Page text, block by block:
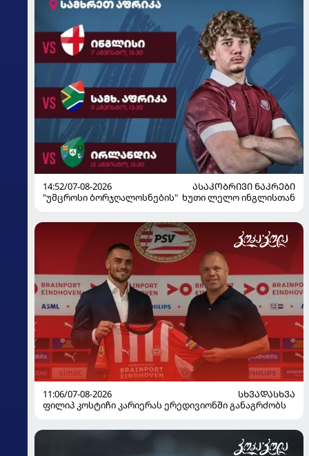
14:52/07-08-2026
ᲐᲡᲐᲙᲝᲑᲠᲘᲕᲘ ᲜᲐᲙᲠᲔᲑᲘ
"უმცროსი ბორჯღალოსნების" ხუთი ლელო ინგლისთან
11:06/07-08-2026
ᲡᲮᲕᲐᲓᲐᲡᲮᲕᲐ
ფილიპ კოსტიჩი კარიერას ერედივიონში განაგრძობს